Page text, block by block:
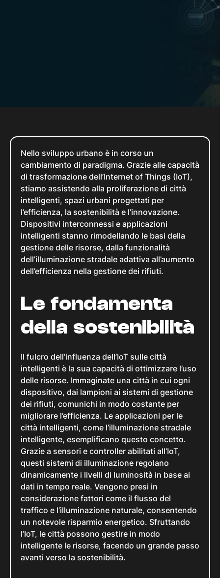
Nello sviluppo urbano è in corso un
cambiamento di paradigma. Grazie alle capacità
di trasformazione dell’Internet of Things (IoT),
stiamo assistendo alla proliferazione di città
intelligenti, spazi urbani progettati per
l’efficienza, la sostenibilità e l’innovazione.
Dispositivi interconnessi e applicazioni
intelligenti stanno rimodellando le basi della
gestione delle risorse, dalla funzionalità
dell’illuminazione stradale adattiva all’aumento
dell’efficienza nella gestione dei rifiuti.
Le fondamenta
della sostenibilità
Il fulcro dell’influenza dell’IoT sulle città
intelligenti è la sua capacità di ottimizzare l’uso
delle risorse. Immaginate una città in cui ogni
dispositivo, dai lampioni ai sistemi di gestione
dei rifiuti, comunichi in modo costante per
migliorare l’efficienza. Le applicazioni per le
città intelligenti, come l’illuminazione stradale
intelligente, esemplificano questo concetto.
Grazie a sensori e controller abilitati all’IoT,
questi sistemi di illuminazione regolano
dinamicamente i livelli di luminosità in base ai
dati in tempo reale. Vengono presi in
considerazione fattori come il flusso del
traffico e l’illuminazione naturale, consentendo
un notevole risparmio energetico. Sfruttando
l’IoT, le città possono gestire in modo
intelligente le risorse, facendo un grande passo
avanti verso la sostenibilità.